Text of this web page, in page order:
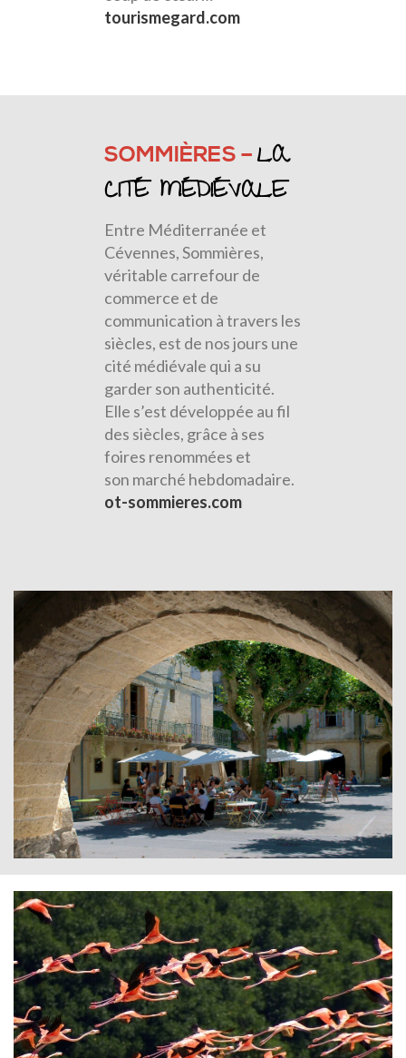
tourismegard.com
SOMMIÈRES – LA
CITÉ MÉDIÉVALE
Entre Méditerranée et
Cévennes, Sommières,
véritable carrefour de
commerce et de
communication à travers les
siècles, est de nos jours une
cité médiévale qui a su
garder son authenticité.
Elle s’est développée au fil
des siècles, grâce à ses
foires renommées et
son marché hebdomadaire.
ot-sommieres.com